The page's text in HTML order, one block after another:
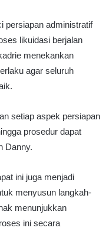
persiapan administratif
likuidasi berjalan
menekankan
agar seluruh
setiap aspek persiapan
prosedur dapat
Danny.
ini juga menjadi
menyusun langkah-
menunjukkan
ini secara